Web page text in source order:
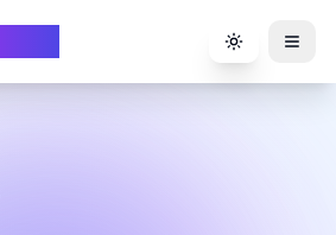
Toggle